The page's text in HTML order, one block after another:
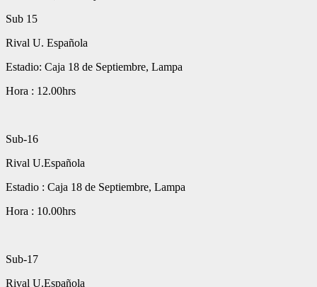
Sub 15
Rival U. Española
Estadio: Caja 18 de Septiembre, Lampa
Hora : 12.00hrs
Sub-16
Rival U.Española
Estadio : Caja 18 de Septiembre, Lampa
Hora : 10.00hrs
Sub-17
Rival U.Española